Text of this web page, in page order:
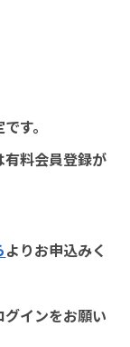
す。
料会員登録が
よりお申込みく
グインをお願い